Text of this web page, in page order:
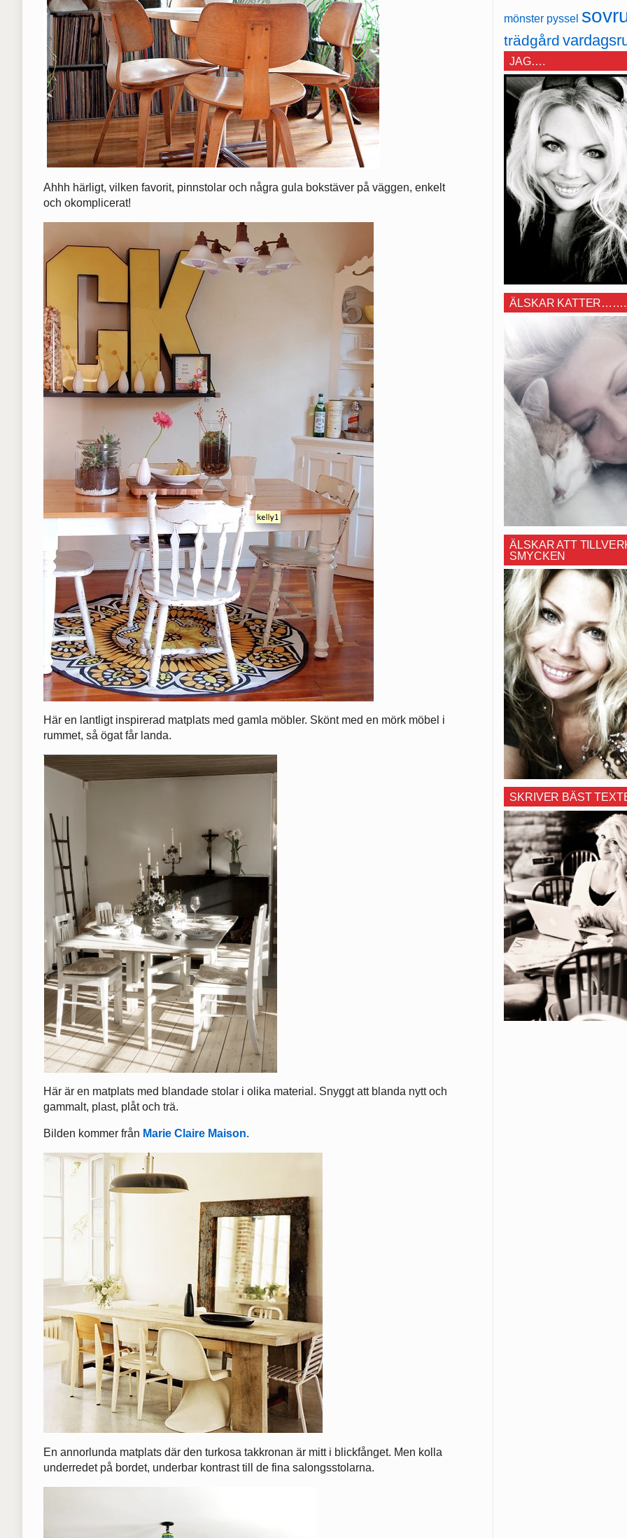
Ahhh härligt, vilken favorit, pinnstolar och några gula bokstäver på väggen, enkelt
och okomplicerat!
Här en lantligt inspirerad matplats med gamla möbler. Skönt med en mörk möbel i
rummet, så ögat får landa.
Här är en matplats med blandade stolar i olika material. Snyggt att blanda nytt och
gammalt, plast, plåt och trä.
Bilden kommer från Marie Claire Maison.
En annorlunda matplats där den turkosa takkronan är mitt i blickfånget. Men kolla
underredet på bordet, underbar kontrast till de fina salongsstolarna.
mönster pyssel
trädgård
JAG….
ÄLSKAR KATTER…….
ÄLSKAR ATT
SMYCKEN
SKRIVER BÄST